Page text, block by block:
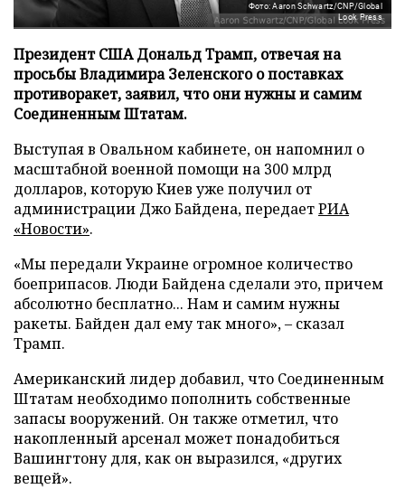
Фото: Aaron Schwartz/CNP/Global
Look Press
Президент США Дональд Трамп, отвечая на
просьбы Владимира Зеленского о поставках
противоракет, заявил, что они нужны и самим
Соединенным Штатам.
Выступая в Овальном кабинете, он напомнил о
масштабной военной помощи на 300 млрд
долларов, которую Киев уже получил от
администрации Джо Байдена, передаетРИА
«Новости».
«Мы передали Украине огромное количество
боеприпасов. Люди Байдена сделали это, причем
абсолютно бесплатно... Нам и самим нужны
ракеты. Байден дал ему так много», – сказал
Трамп.
Американский лидер добавил, что Соединенным
Штатам необходимо пополнить собственные
запасы вооружений. Он также отметил, что
накопленный арсенал может понадобиться
Вашингтону для, как он выразился, «других
вещей».